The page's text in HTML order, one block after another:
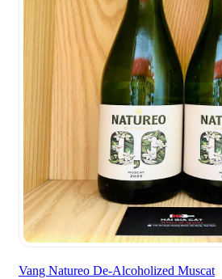
Vang Natureo De-Alcoholized Muscat